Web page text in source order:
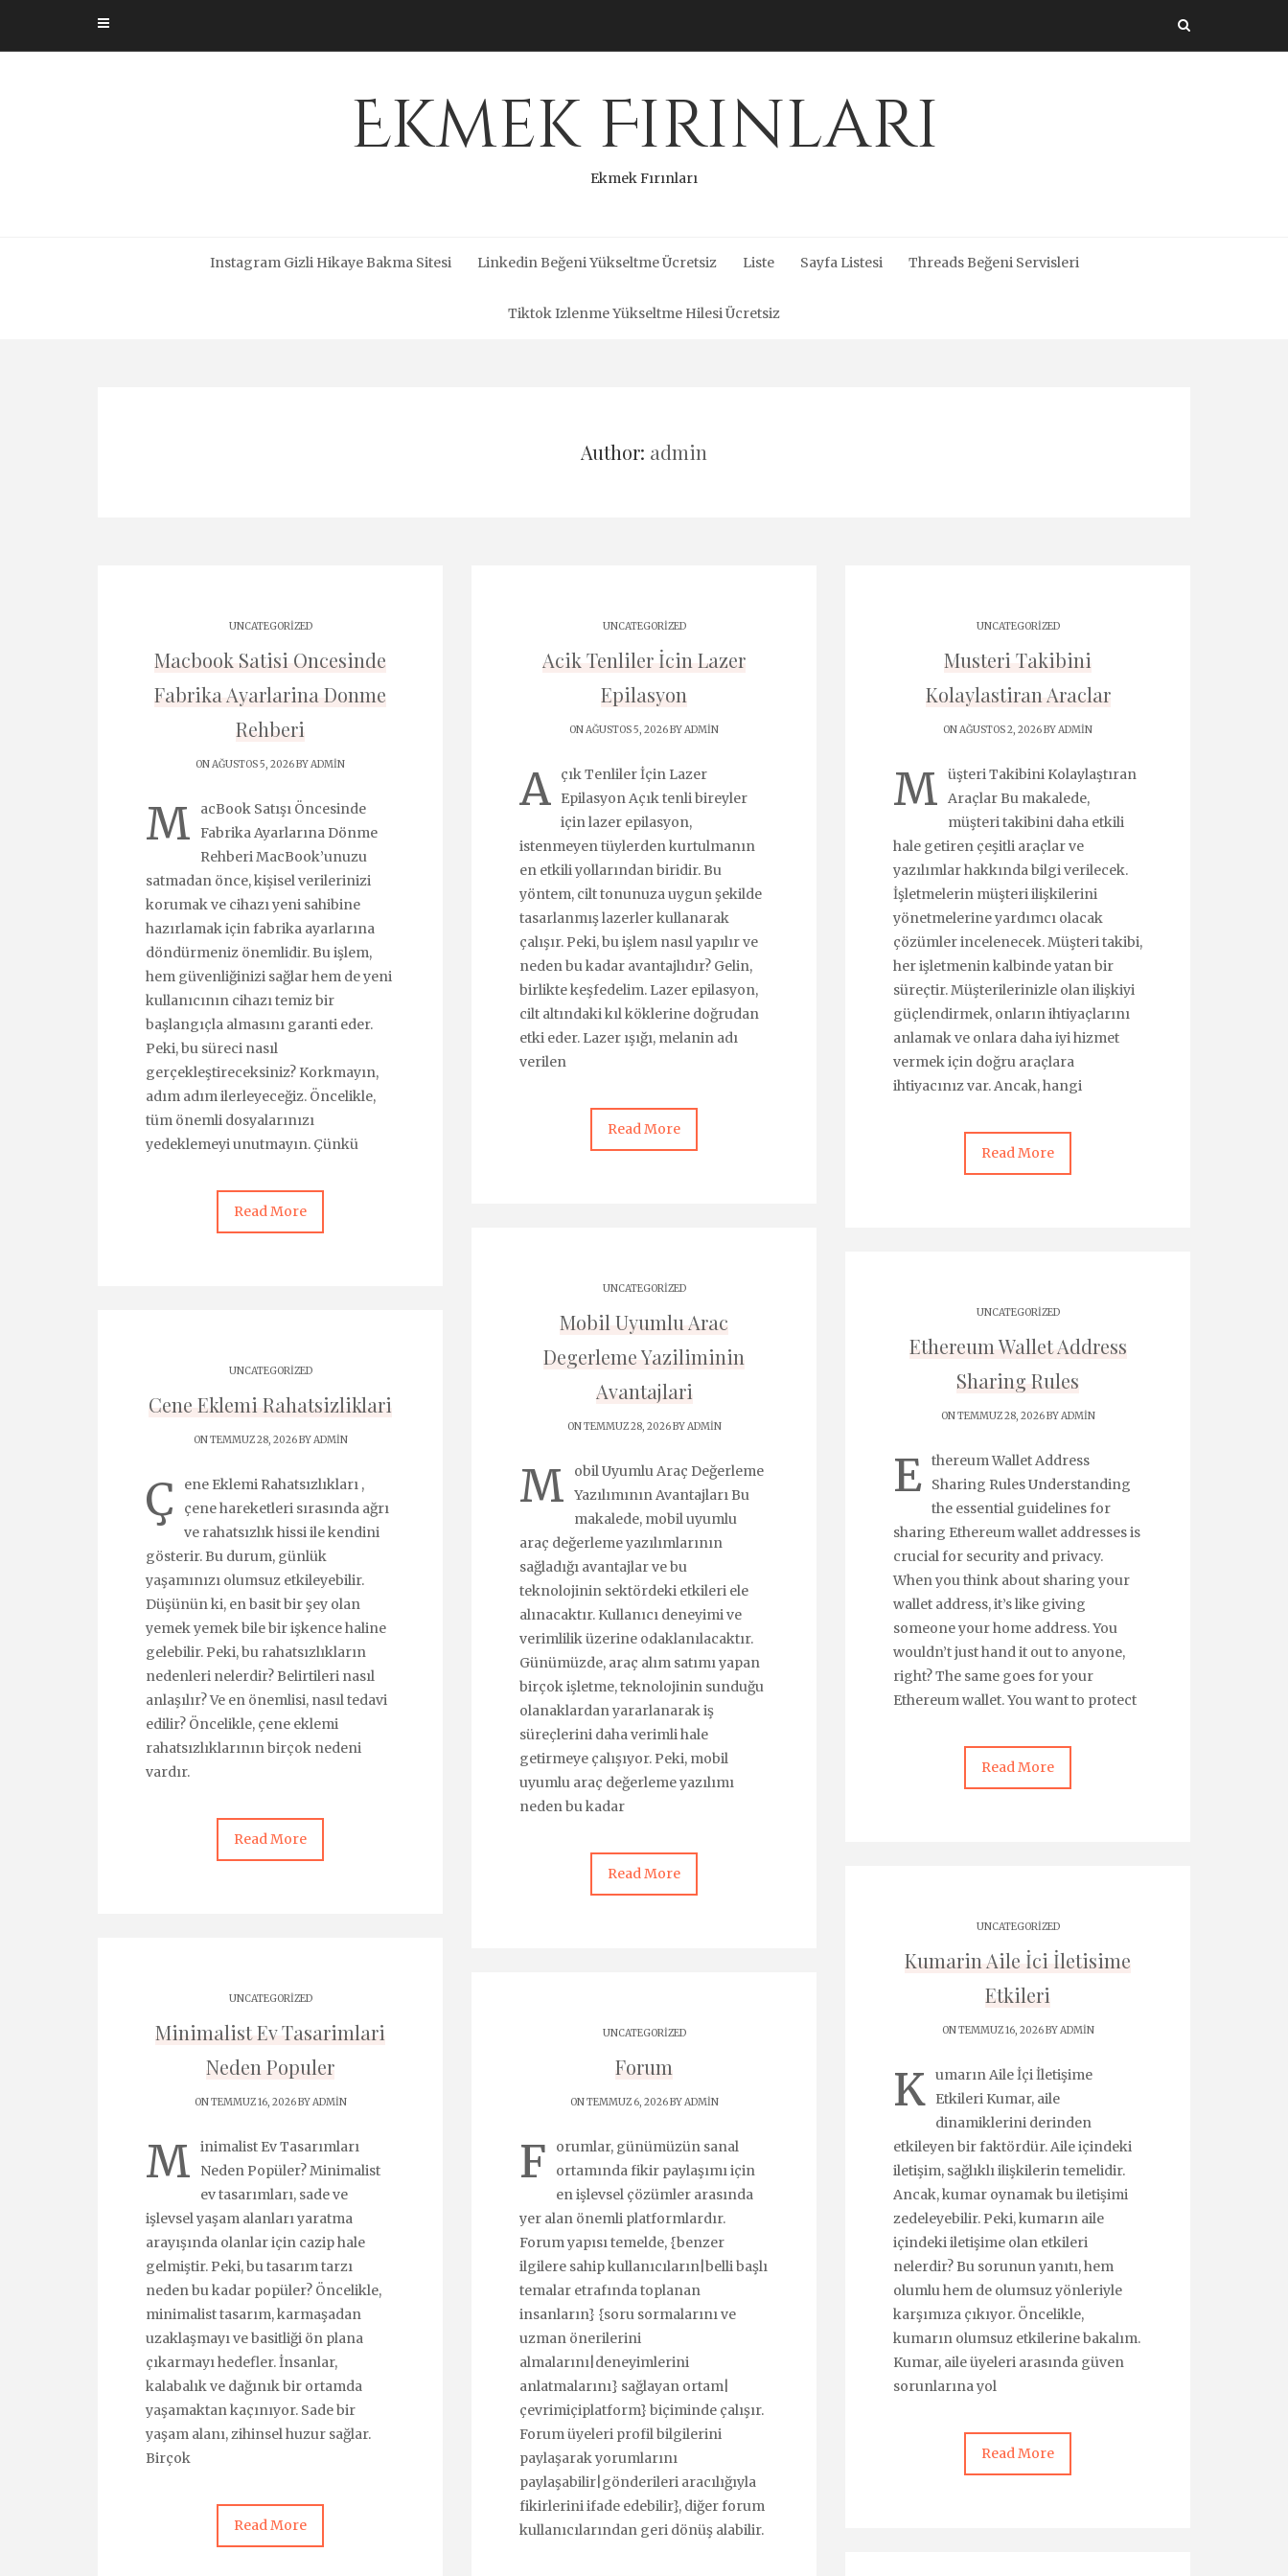
content
Ekmek Fırınları
Ekmek Fırınları
Instagram Gizli Hikaye Bakma Sitesi Linkedin Beğeni Yükseltme Ücretsiz Liste Sayfa Listesi Threads Beğeni Servisleri
Tiktok Izlenme Yükseltme Hilesi Ücretsiz
Author: admin
UNCATEGORIZED
Macbook Satisi Oncesinde
Fabrika Ayarlarina Donme
Rehberi
ON AĞUSTOS 5, 2026 BYADMIN
M
acBook Satışı Öncesinde
Fabrika Ayarlarına Dönme
Rehberi MacBook’unuzu
satmadan önce, kişisel verilerinizi
korumak ve cihazı yeni sahibine
hazırlamak için fabrika ayarlarına
döndürmeniz önemlidir. Bu işlem,
hem güvenliğinizi sağlar hem de yeni
kullanıcının cihazı temiz bir
başlangıçla almasını garanti eder.
Peki, bu süreci nasıl
gerçekleştireceksiniz? Korkmayın,
adım adım ilerleyeceğiz. Öncelikle,
tüm önemli dosyalarınızı
yedeklemeyi unutmayın. Çünkü
Read More
UNCATEGORIZED
Acik Tenliler İcin Lazer
Epilasyon
ON AĞUSTOS 5, 2026 BYADMIN
A
çık Tenliler İçin Lazer
Epilasyon Açık tenli bireyler
için lazer epilasyon,
istenmeyen tüylerden kurtulmanın
en etkili yollarından biridir. Bu
yöntem, cilt tonunuza uygun şekilde
tasarlanmış lazerler kullanarak
çalışır. Peki, bu işlem nasıl yapılır ve
neden bu kadar avantajlıdır? Gelin,
birlikte keşfedelim. Lazer epilasyon,
cilt altındaki kıl köklerine doğrudan
etki eder. Lazer ışığı, melanin adı
verilen
Read More
UNCATEGORIZED
Musteri Takibini
Kolaylastiran Araclar
ON AĞUSTOS 2, 2026 BYADMIN
M
üşteri Takibini Kolaylaştıran
Araçlar Bu makalede,
müşteri takibini daha etkili
hale getiren çeşitli araçlar ve
yazılımlar hakkında bilgi verilecek.
İşletmelerin müşteri ilişkilerini
yönetmelerine yardımcı olacak
çözümler incelenecek. Müşteri takibi,
her işletmenin kalbinde yatan bir
süreçtir. Müşterilerinizle olan ilişkiyi
güçlendirmek, onların ihtiyaçlarını
anlamak ve onlara daha iyi hizmet
vermek için doğru araçlara
ihtiyacınız var. Ancak, hangi
Read More
UNCATEGORIZED
Mobil Uyumlu Arac
Degerleme Yaziliminin
Avantajlari
ON TEMMUZ 28, 2026 BYADMIN
M
obil Uyumlu Araç Değerleme
Yazılımının Avantajları Bu
makalede, mobil uyumlu
araç değerleme yazılımlarının
sağladığı avantajlar ve bu
teknolojinin sektördeki etkileri ele
alınacaktır. Kullanıcı deneyimi ve
verimlilik üzerine odaklanılacaktır.
Günümüzde, araç alım satımı yapan
birçok işletme, teknolojinin sunduğu
olanaklardan yararlanarak iş
süreçlerini daha verimli hale
getirmeye çalışıyor. Peki, mobil
uyumlu araç değerleme yazılımı
neden bu kadar
Read More
UNCATEGORIZED
Ethereum Wallet Address
Sharing Rules
ON TEMMUZ 28, 2026 BYADMIN
E thereum Wallet Address
Sharing Rules Understanding
the essential guidelines for
sharing Ethereum wallet addresses is
crucial for security and privacy.
When you think about sharing your
wallet address, it’s like giving
someone your home address. You
wouldn’t just hand it out to anyone,
right? The same goes for your
Ethereum wallet. You want to protect
Read More
UNCATEGORIZED
Cene Eklemi Rahatsizliklari
ON TEMMUZ 28, 2026 BYADMIN
Ç
ene Eklemi Rahatsızlıkları ,
çene hareketleri sırasında ağrı
ve rahatsızlık hissi ile kendini
gösterir. Bu durum, günlük
yaşamınızı olumsuz etkileyebilir.
Düşünün ki, en basit bir şey olan
yemek yemek bile bir işkence haline
gelebilir. Peki, bu rahatsızlıkların
nedenleri nelerdir? Belirtileri nasıl
anlaşılır? Ve en önemlisi, nasıl tedavi
edilir? Öncelikle, çene eklemi
rahatsızlıklarının birçok nedeni
vardır.
Read More
UNCATEGORIZED
Kumarin Aile İci İletisime
Etkileri
ON TEMMUZ 16, 2026 BYADMIN
K umarın Aile İçi İletişime
Etkileri Kumar, aile
dinamiklerini derinden
etkileyen bir faktördür. Aile içindeki
iletişim, sağlıklı ilişkilerin temelidir.
Ancak, kumar oynamak bu iletişimi
zedeleyebilir. Peki, kumarın aile
içindeki iletişime olan etkileri
nelerdir? Bu sorunun yanıtı, hem
olumlu hem de olumsuz yönleriyle
karşımıza çıkıyor. Öncelikle,
kumarın olumsuz etkilerine bakalım.
Kumar, aile üyeleri arasında güven
sorunlarına yol
Read More
UNCATEGORIZED
Minimalist Ev Tasarimlari
Neden Populer
ON TEMMUZ 16, 2026 BYADMIN
M
inimalist Ev Tasarımları
Neden Popüler? Minimalist
ev tasarımları, sade ve
işlevsel yaşam alanları yaratma
arayışında olanlar için cazip hale
gelmiştir. Peki, bu tasarım tarzı
neden bu kadar popüler? Öncelikle,
minimalist tasarım, karmaşadan
uzaklaşmayı ve basitliği ön plana
çıkarmayı hedefler. İnsanlar,
kalabalık ve dağınık bir ortamda
yaşamaktan kaçınıyor. Sade bir
yaşam alanı, zihinsel huzur sağlar.
Birçok
Read More
UNCATEGORIZED
Forum
ON TEMMUZ 6, 2026 BYADMIN
F
orumlar, günümüzün sanal
ortamında fikir paylaşımı için
en işlevsel çözümler arasında
yer alan önemli platformlardır.
Forum yapısı temelde, {benzer
ilgilere sahip kullanıcıların|belli başlı
temalar etrafında toplanan
insanların} {soru sormalarını ve
uzman önerilerini
almalarını|deneyimlerini
anlatmalarını} sağlayan ortam|
çevrimiçiplatform} biçiminde çalışır.
Forum üyeleri profil bilgilerini
paylaşarak yorumlarını
paylaşabilir|gönderileri aracılığıyla
fikirlerini ifade edebilir}, diğer forum
kullanıcılarından geri dönüş alabilir.